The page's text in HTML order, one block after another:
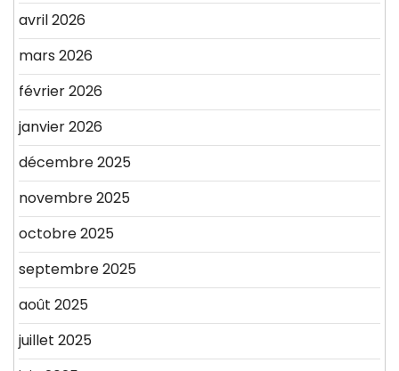
avril 2026
mars 2026
février 2026
janvier 2026
décembre 2025
novembre 2025
octobre 2025
septembre 2025
août 2025
juillet 2025